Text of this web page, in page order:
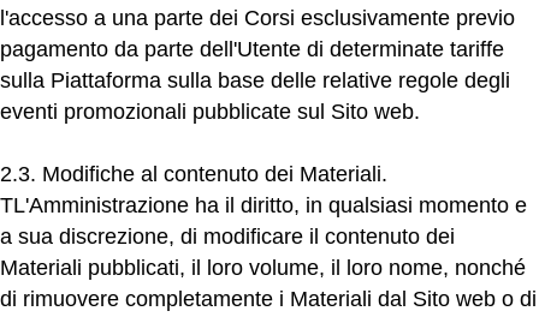
l'accesso a una parte dei Corsi esclusivamente previo
pagamento da parte dell'Utente di determinate tariffe
sulla Piattaforma sulla base delle relative regole degli
eventi promozionali pubblicate sul Sito web.
2.3. Modifiche al contenuto dei Materiali.
TL'Amministrazione ha il diritto, in qualsiasi momento e
a sua discrezione, di modificare il contenuto dei
Materiali pubblicati, il loro volume, il loro nome, nonché
di rimuovere completamente i Materiali dal Sito web o di